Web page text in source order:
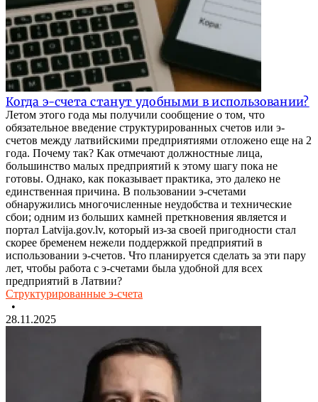
Когда э-счета станут удобными в использовании?
Летом этого года мы получили сообщение о том, что
обязательное введение структурированных счетов или э-
счетов между латвийскими предприятиями отложено еще на 2
года. Почему так? Как отмечают должностные лица,
большинство малых предприятий к этому шагу пока не
готовы. Однако, как показывает практика, это далеко не
единственная причина. В пользовании э-счетами
обнаружились многочисленные неудобства и технические
сбои; одним из больших камней преткновения является и
портал Latvija.gov.lv, который из-за своей пригодности стал
скорее бременем нежели поддержкой предприятий в
использовании э-счетов. Что планируется сделать за эти пару
лет, чтобы работа с э-счетами была удобной для всех
предприятий в Латвии?
Структурированные э-счета
•
28.11.2025